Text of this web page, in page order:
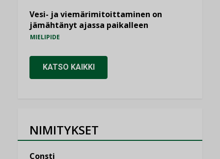
Vesi- ja viemärimitoittaminen on
jämähtänyt ajassa paikalleen
MIELIPIDE
KATSO KAIKKI
NIMITYKSET
Consti